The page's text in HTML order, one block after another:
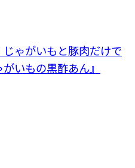
ゃがいもと豚肉だけで
いもの黒酢あん』